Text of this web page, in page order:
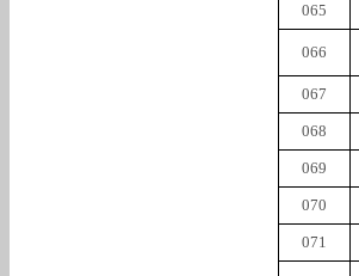
065
066
067
068
069
070
071